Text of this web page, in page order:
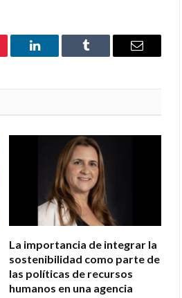
LinkedIn Tumblr Email
La importancia de integrar la
sostenibilidad como parte de
las políticas de recursos
humanos en una agencia